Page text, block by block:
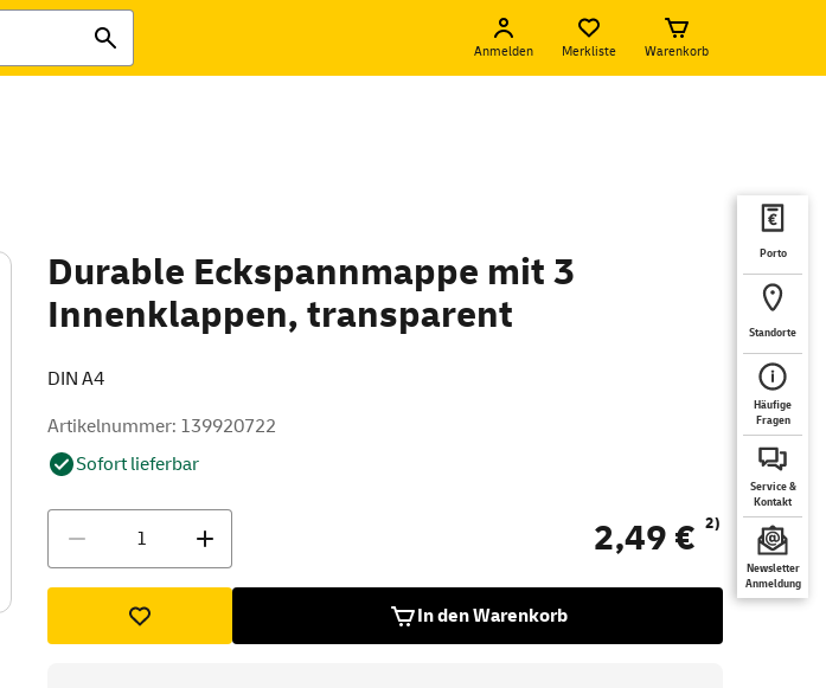
Anmelden Merkliste Warenkorb
Porto
Standorte
Häufige
Fragen
Service &
Kontakt
Newsletter
Anmeldung
Durable Eckspannmappe mit 3
Innenklappen, transparent
DIN A4
Artikelnummer: 139920722
Sofort lieferbar
2,49 € 2)
In den Warenkorb